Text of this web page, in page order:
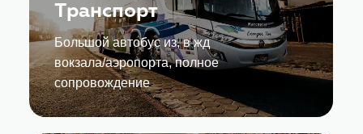
Транспорт
Большой автобус из, в жд
вокзала/аэропорта, полное
сопровождение